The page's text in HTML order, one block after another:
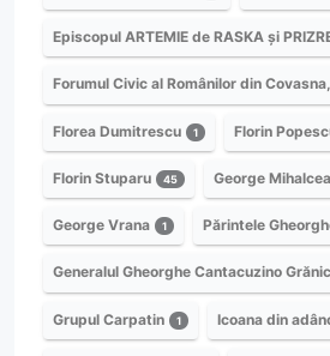
Episcopul ARTEMIE de RASKA și
Forumul Civic al Românilor din
Florea Dumitrescu 1 Florin
Florin Stuparu 45 George Mihalcea
George Vrana 1 Părintele
Generalul Gheorghe Cantacuzino
Grupul Carpatin 1 Icoana din